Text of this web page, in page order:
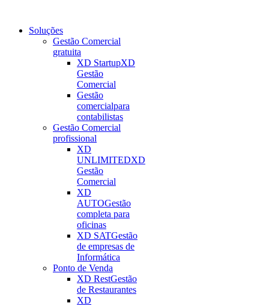
Soluções
Gestão Comercial
gratuita
XD StartupXD
Gestão
Comercial
Gestão
comercialpara
contabilistas
Gestão Comercial
profissional
XD
UNLIMITEDXD
Gestão
Comercial
XD
AUTOGestão
completa para
oficinas
XD SATGestão
de empresas de
Informática
Ponto de Venda
XD RestGestão
de Restaurantes
XD